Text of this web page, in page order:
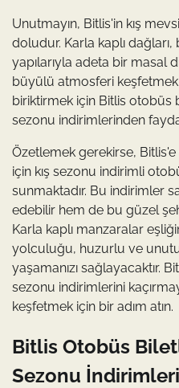
Unutmayın, Bitlis'in kış
doludur. Karla kaplı
yapılarıyla adeta bir masal
büyülü atmosferi
biriktirmek için Bitlis otobüs
sezonu indirimlerinden
Özetlemek gerekirse,
için kış sezonu indirimli
sunmaktadır. Bu indirimler
edebilir hem de bu güzel
Karla kaplı manzaralar
yolculuğu, huzurlu ve
yaşamanızı sağlayacaktır.
sezonu indirimlerini
keşfetmek için bir adım atın.
Bitlis Otobüs
Sezonu